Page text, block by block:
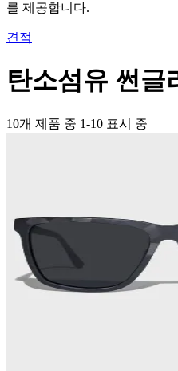
를 제공합니다.
견적
탄소섬유 썬
10개 제품 중 1-10 표시 중